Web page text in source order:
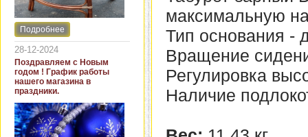
Интернет-магазин "Кровать
и диван" представляет
новинки стульев и кресел
для дачи. В ассортименте
представлены как
бюджетные модели из
пластика для дачи, так и
кресла для загородных
домов из натурального и
искусственного ротанга.
Подробнее
28-12-2024
Поздравляем с Новым
годом ! График работы
нашего магазина в
праздники.
максимальную
Тип основания -
Вращение
Регулировка
Наличие